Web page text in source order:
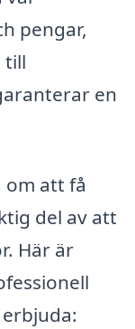
pengar,
till
en
om att få
del av att
Här är